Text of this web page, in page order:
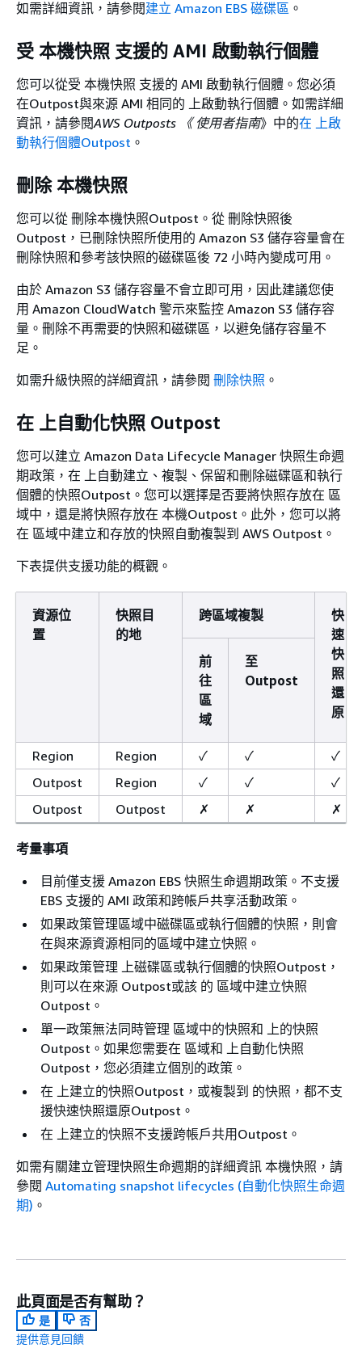
如需詳細資訊，請參閱建立 Amazon EBS 磁碟區 。
受 本機快照 支援的 AMI 啟動執行個體
您可以從受 本機快照 支援的 AMI 啟動執行個體。您必須
在Outpost與來源 AMI 相同的 上啟動執行個體。如需詳細
資訊，請參閱AWS Outposts 《 使用者指南》中的在 上啟
動執行個體Outpost 。
刪除 本機快照
您可以從 刪除本機快照Outpost。從 刪除快照後
Outpost，已刪除快照所使用的 Amazon S3 儲存容量會在
刪除快照和參考該快照的磁碟區後 72 小時內變成可用。
由於 Amazon S3 儲存容量不會立即可用，因此建議您使
用 Amazon CloudWatch 警示來監控 Amazon S3 儲存容
量。刪除不再需要的快照和磁碟區，以避免儲存容量不
足。
如需升級快照的詳細資訊，請參閱 刪除快照 。
在 上自動化快照 Outpost
您可以建立 Amazon Data Lifecycle Manager 快照生命週
期政策，在 上自動建立、複製、保留和刪除磁碟區和執行
個體的快照Outpost。您可以選擇是否要將快照存放在 區
域中，還是將快照存放在 本機Outpost。此外，您可以將
在 區域中建立和存放的快照自動複製到 AWS Outpost。
下表提供支援功能的概觀。
資源位
置
快照目
的地
跨區域複製
快
速
快
照
還
原
前
往
區
域
至
Outpost
Region Region ✓ ✓
✓
Outpost
Region ✓ ✓
✓
Outpost
Outpost ✗ ✗ ✗
考量事項
目前僅支援 Amazon EBS 快照生命週期政策。不支援
EBS 支援的 AMI 政策和跨帳戶共享活動政策。
如果政策管理區域中磁碟區或執行個體的快照，則會
在與來源資源相同的區域中建立快照。
如果政策管理 上磁碟區或執行個體的快照Outpost，
則可以在來源 Outpost或該 的 區域中建立快照
Outpost。
單一政策無法同時管理 區域中的快照和 上的快照
Outpost。如果您需要在 區域和 上自動化快照
Outpost，您必須建立個別的政策。
在 上建立的快照Outpost，或複製到 的快照，都不支
援快速快照還原Outpost。
在 上建立的快照不支援跨帳戶共用Outpost。
如需有關建立管理快照生命週期的詳細資訊 本機快照，請
參閱 Automating snapshot lifecycles (自動化快照生命週
期) 。
此頁面是否有幫助？
是
否
提供意見回饋